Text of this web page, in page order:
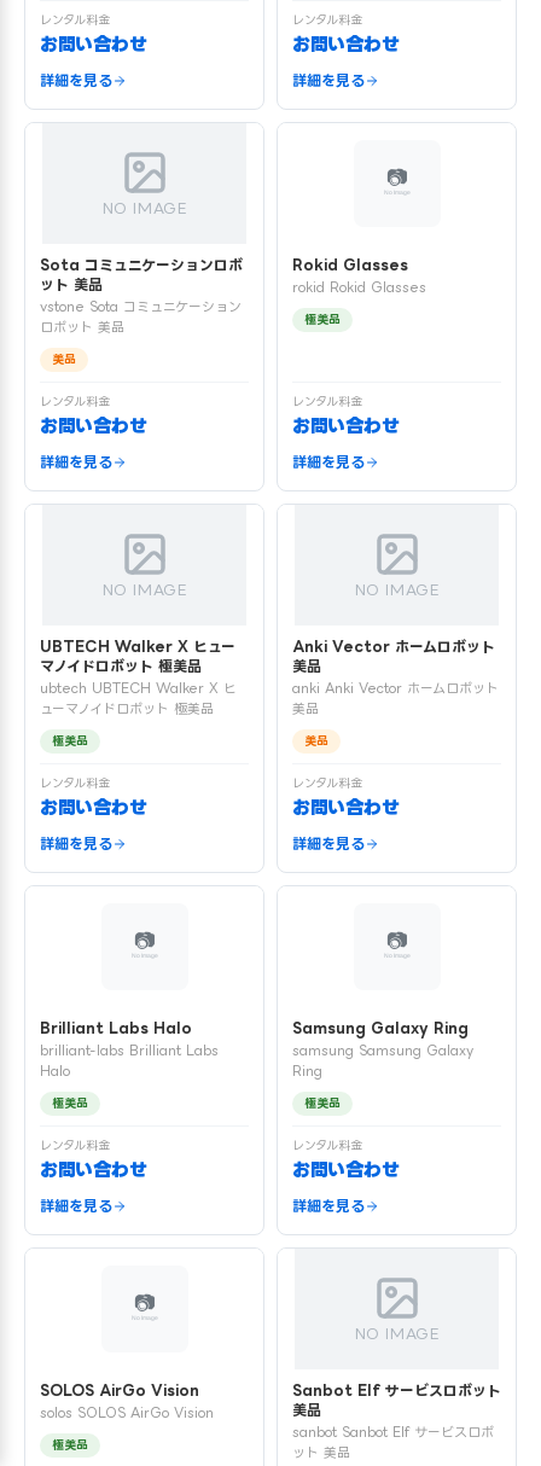
レンタル料金
お問い合わせ
詳細を見る
レンタル料金
お問い合わせ
詳細を見る
NO IMAGE
Sota コミュニケーションロボ
ット 美品
vstone Sota コミュニケーション
ロボット 美品
美品
レンタル料金
お問い合わせ
詳細を見る
Rokid Glasses
rokid Rokid Glasses
極美品
レンタル料金
お問い合わせ
詳細を見る
NO IMAGE
UBTECH Walker X ヒュー
マノイドロボット 極美品
ubtech UBTECH Walker X ヒ
ューマノイドロボット 極美品
極美品
レンタル料金
お問い合わせ
詳細を見る
NO IMAGE
Anki Vector ホームロボット
美品
anki Anki Vector ホームロボット
美品
美品
レンタル料金
お問い合わせ
詳細を見る
Brilliant Labs Halo
brilliant-labs Brilliant Labs
Halo
極美品
レンタル料金
お問い合わせ
詳細を見る
Samsung Galaxy Ring
samsung Samsung Galaxy
Ring
極美品
レンタル料金
お問い合わせ
詳細を見る
SOLOS AirGo Vision
solos SOLOS AirGo Vision
極美品
NO IMAGE
Sanbot Elf サービスロボット
美品
sanbot Sanbot Elf サービスロボ
ット 美品